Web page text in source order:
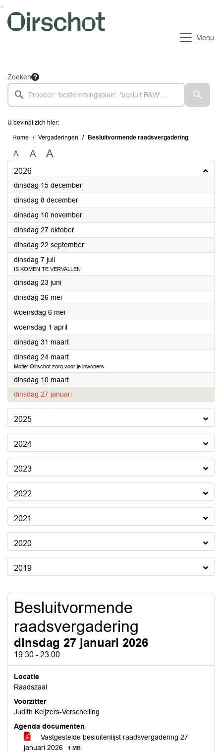
Ga naar de inhoud van deze pagina
Ga naar het zoeken
Ga naar het menu
Menu
Zoeken
U bevindt zich hier:
Home Vergaderingen Besluitvormende raadsvergadering
A A A
2026
dinsdag 15 december2026
dinsdag 8 december2026
dinsdag 10 november2026
dinsdag 27 oktober2026
dinsdag 22 september2026
dinsdag 7 juli2026
IS KOMEN TE VERVALLEN
dinsdag 23 juni2026
dinsdag 26 mei2026
woensdag 6 mei2026
woensdag 1 april2026
dinsdag 31 maart2026
dinsdag 24 maart2026
Motie: Oirschot zorg voor je inwoners
dinsdag 10 maart2026
dinsdag 27 januari2026
2025
2024
2023
2022
2021
2020
2019
Besluitvormende
raadsvergadering
dinsdag 27 januari 2026
19:30 - 23:00
Locatie
Raadszaal
Voorzitter
Judith Keijzers-Verschelling
Agenda documenten
Vastgestelde besluitenlijst raadsvergadering 27
januari 2026
1 MB